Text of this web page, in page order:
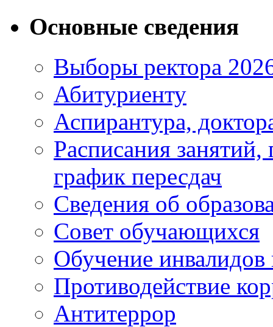
Основные сведения
Выборы ректора
Абитуриенту
Аспирантура,
Расписания
график пересдач
Сведения об
Совет обучающихся
Обучение
Противодействие
Антитеррор